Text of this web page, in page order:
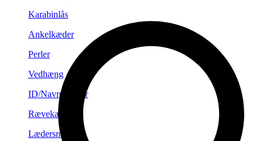
Karabinlås
Ankelkæder
Perler
Vedhæng
ID/Navneplader
Rævekæder
Lædersnørre